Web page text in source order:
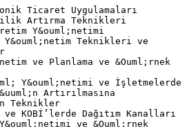
Ticaret Uygulamaları
Artırma Teknikleri
Y&ouml;netimi
Y&ouml;netim Teknikleri ve
ve Planlama ve &Ouml;rnek
Y&ouml;netimi ve İşletmelerde
Artırılmasına
Teknikler
KOBİ’lerde Dağıtım Kanalları
ve &Ouml;rnek